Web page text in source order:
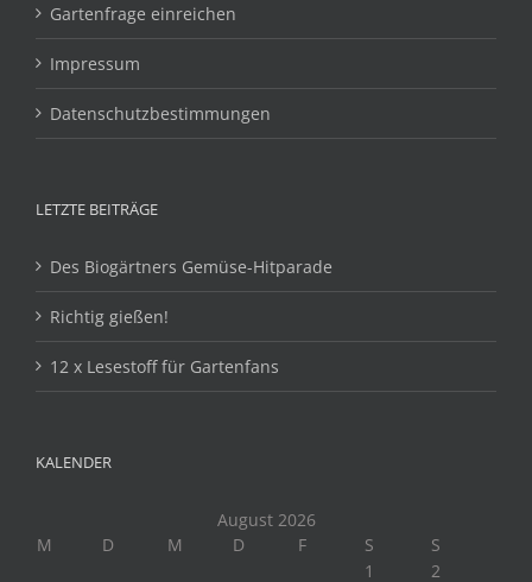
Gartenfrage einreichen
Impressum
Datenschutzbestimmungen
LETZTE BEITRÄGE
Des Biogärtners Gemüse-Hitparade
Richtig gießen!
12 x Lesestoff für Gartenfans
KALENDER
August 2026
M
D M D F S
S
1
2